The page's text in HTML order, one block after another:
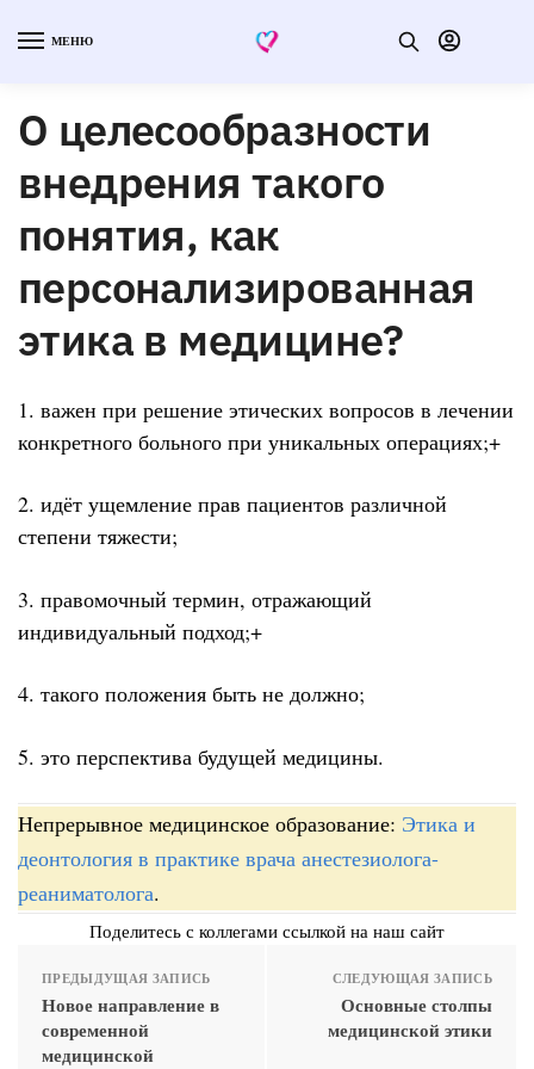
МЕНЮ
О целесообразности
внедрения такого
понятия, как
персонализированная
этика в медицине?
1. важен при решение этических вопросов в лечении
конкретного больного при уникальных операциях;+
2. идёт ущемление прав пациентов различной
степени тяжести;
3. правомочный термин, отражающий
индивидуальный подход;+
4. такого положения быть не должно;
5. это перспектива будущей медицины.
Непрерывное медицинское образование: Этика и
деонтология в практике врача анестезиолога-
реаниматолога.
Поделитесь с коллегами ссылкой на наш сайт
ПРЕДЫДУЩАЯ ЗАПИСЬ
Новое направление в
современной
медицинской
СЛЕДУЮЩАЯ ЗАПИСЬ
Основные столпы
медицинской этики